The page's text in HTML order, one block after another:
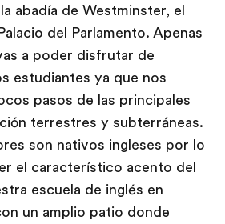
abadía de Westminster, el
del Parlamento. Apenas
a poder disfrutar de
estudiantes ya que nos
pasos de las principales
terrestres y subterráneas.
son nativos ingleses por lo
el característico acento del
escuela de inglés en
un amplio patio donde